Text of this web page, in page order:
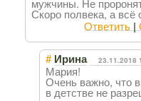
мужчины. Не
Скоро полвека, а всё
Ответить |
# Ирина 23.11.2018
Мария!
Очень важно, что
в детстве не